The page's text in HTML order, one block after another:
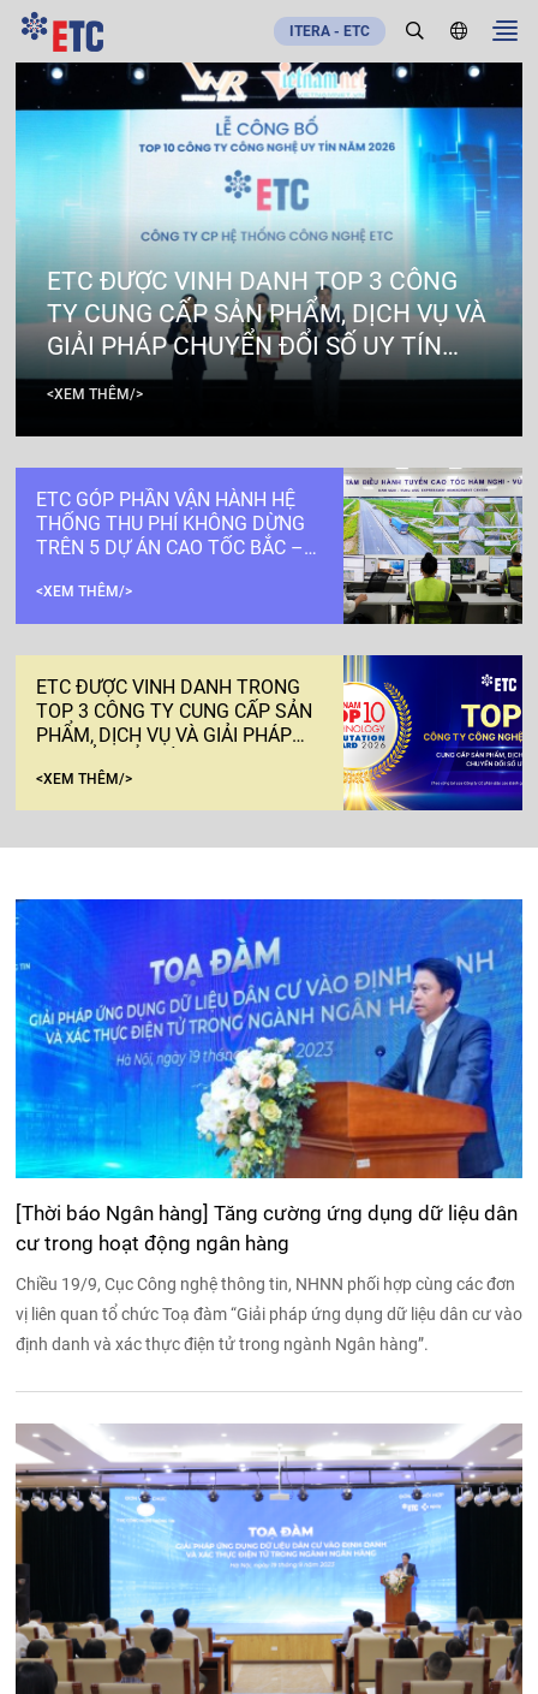
ITERA - ETC
ETC ĐƯỢC VINH DANH TOP 3 CÔNG
TY CUNG CẤP SẢN PHẨM, DỊCH VỤ VÀ
GIẢI PHÁP CHUYỂN ĐỔI SỐ UY TÍN
NĂM 2026
<XEM THÊM/>
ETC GÓP PHẦN VẬN HÀNH HỆ
THỐNG THU PHÍ KHÔNG DỪNG
TRÊN 5 DỰ ÁN CAO TỐC BẮC –
<XEM THÊM/>
ETC ĐƯỢC VINH DANH TRONG
TOP 3 CÔNG TY CUNG CẤP SẢN
PHẨM, DỊCH VỤ VÀ GIẢI PHÁP
2026
<XEM THÊM/>
[Thời báo Ngân hàng] Tăng cường ứng dụng dữ liệu dân
cư trong hoạt động ngân hàng
Chiều 19/9, Cục Công nghệ thông tin, NHNN phối hợp cùng các đơn
vị liên quan tổ chức Toạ đàm “Giải pháp ứng dụng dữ liệu dân cư vào
định danh và xác thực điện tử trong ngành Ngân hàng”.